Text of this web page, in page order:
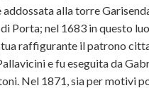
alla torre
Porta; nel 1683 in questo
raffigurante il patrono
e fu eseguita da
Nel 1871, sia per motivi